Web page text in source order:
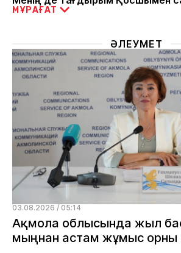
МҰРАҒАТ
ӘЛЕУМЕТ
03.08.2026 / 05:14
Ақмола облысында жыл
мыңнан астам жұмыс